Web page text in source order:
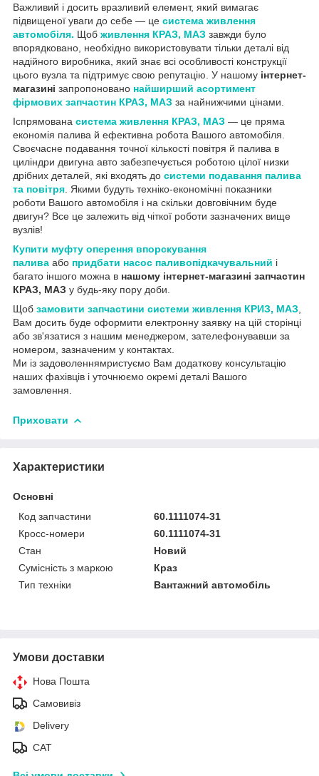
Важливий і досить вразливий елемент, який вимагає
підвищеної уваги до себе — це система живлення
автомобіля. Щоб живлення КРАЗ, МАЗ завжди було
впорядковано, необхідно використовувати тільки деталі від
надійного виробника, який знає всі особливості конструкції
цього вузла та підтримує свою репутацію. У нашому інтернет-
магазині запропоновано найширший асортимент
фірмових запчастин КРАЗ, МАЗ за найнижчими цінами.
Іспрямована система живлення КРАЗ, МАЗ — це пряма
економія палива й ефективна робота Вашого автомобіля.
Своєчасне подавання точної кількості повітря й палива в
циліндри двигуна авто забезпечується роботою цілої низки
дрібних деталей, які входять до системи подавання палива
та повітря . Якими будуть техніко-економічні показники
роботи Вашого автомобіля і на скільки довговічним буде
двигун? Все це залежить від чіткої роботи зазначених вище
вузлів!
Купити муфту оперення впорскування
палива або придбати насос паливопідкачувальний і
багато іншого можна в нашому інтернет-магазині запчастин
КРАЗ, МАЗ у будь-яку пору доби.
Щоб замовити запчастини системи живлення КРИЗ, МАЗ
Вам досить буде оформити електронну заявку на цій сторінці
або зв'язатися з нашим менеджером, зателефонувавши за
номером, зазначеним у контактах.
Ми із задоволеннямристуємо Вам додаткову консультацію
наших фахівців і уточнюємо окремі деталі Вашого
замовлення.
Приховати
Характеристики
Основні
Код запчастини
60.1111074-31
Кросс-номери
60.1111074-31
Стан
Новий
Сумісність з маркою
Краз
Тип техніки
Вантажний автомобіль
Умови доставки
Нова Пошта
Самовивіз
Delivery
САТ